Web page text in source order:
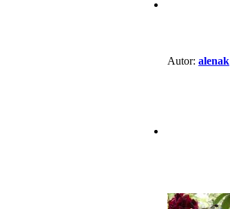
Autor: alenak